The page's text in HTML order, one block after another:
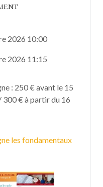
2026 10:00
2026 11:15
: 250 € avant le 15
300 € à partir du 16
les fondamentaux